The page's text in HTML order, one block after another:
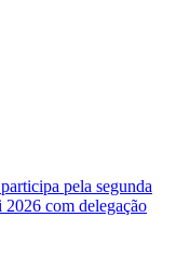
pela segunda
2026 com delegação